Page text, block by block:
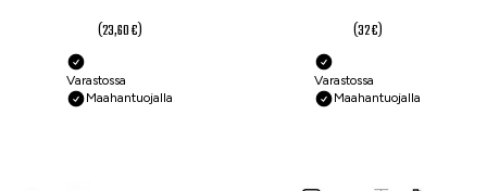
(23,60 €)
Varastossa
Maahantuojalla
(32 €)
Varastossa
Maahantuojalla